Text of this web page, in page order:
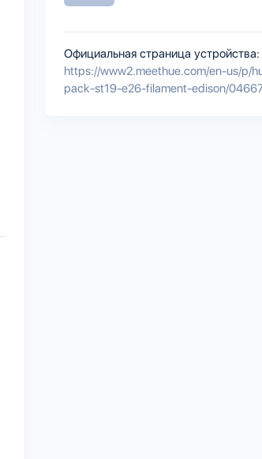
Официальная страница устройства:
https://www2.meethue.com/en-us/p/
pack-st19-e26-filament-edison/